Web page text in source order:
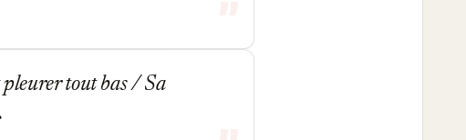
tout bas / Sa